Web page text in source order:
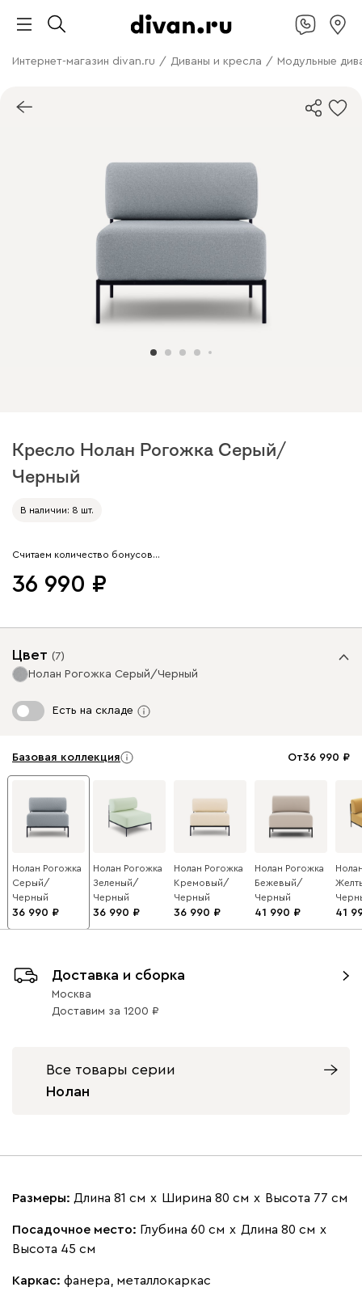
Интернет-магазин divan.ru / Диваны и кресла / Модульные
Кресло Нолан Рогожка Серый/
Черный
Арт. 264714
В наличии: 8 шт.
Считаем количество бонусов…
36 990
Цвет (7)
Нолан Рогожка Серый/Черный
Есть на складе
Базовая коллекция От36 990
Нолан Рогожка
Серый/
Черный
36 990
Нолан Рогожка
Зеленый/
Черный
36 990
Нолан Рогожка
Кремовый/
Черный
36 990
Нолан Рогожка
Бежевый/
Черный
41 990 41
Доставка и сборка
Москва
Доставим за 1200
Все товары серии
Нолан
Размеры: Длина 81 см х Ширина 80 см х Высота 77 см
Посадочное место: Глубина 60 см х Длина 80 см х
Высота 45 см
Каркас: фанера, металлокаркас